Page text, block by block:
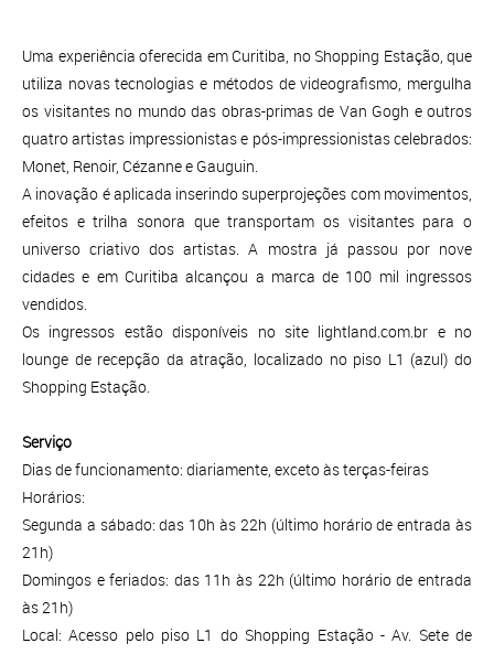
Uma experiência oferecida em Curitiba, no Shopping Estação, que
utiliza novas tecnologias e métodos de videografismo, mergulha
os visitantes no mundo das obras-primas de Van Gogh e outros
quatro artistas impressionistas e pós-impressionistas celebrados:
Monet, Renoir, Cézanne e Gauguin.
A inovação é aplicada inserindo superprojeções com movimentos,
efeitos e trilha sonora que transportam os visitantes para o
universo criativo dos artistas. A mostra já passou por nove
cidades e em Curitiba alcançou a marca de 100 mil ingressos
vendidos.
Os ingressos estão disponíveis no site lightland.com.br e no
lounge de recepção da atração, localizado no piso L1 (azul) do
Shopping Estação.
Serviço
Dias de funcionamento: diariamente, exceto às terças-feiras
Horários:
Segunda a sábado: das 10h às 22h (último horário de entrada às
21h)
Domingos e feriados: das 11h às 22h (último horário de entrada
às 21h)
Local: Acesso pelo piso L1 do Shopping Estação - Av. Sete de